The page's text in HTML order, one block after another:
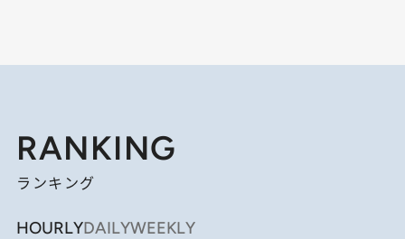
RANKING
ランキング
HOURLYDAILYWEEKLY